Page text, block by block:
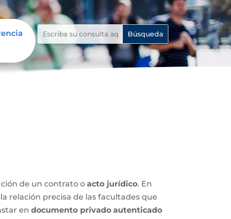
de un contrato oacto jurídico. En
relación precisa de las facultades que
endocumento privado autenticado